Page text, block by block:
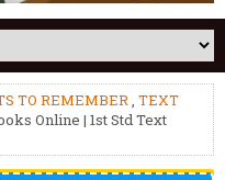
TO REMEMBER, TEXT
Online | 1st Std Text